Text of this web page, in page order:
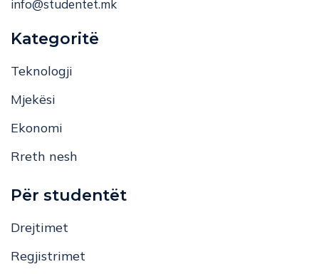
info@studentet.mk
Kategoritë
Teknologji
Mjekësi
Ekonomi
Rreth nesh
Për studentët
Drejtimet
Regjistrimet